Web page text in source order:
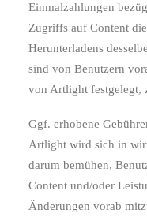
Einmalzahlungen
Zugriffs auf Content
Herunterladens
sind von Benutzern
von Artlight festgelegt,
Ggf. erhobene
Artlight wird sich in
darum bemühen,
Content und/oder
Änderungen vorab